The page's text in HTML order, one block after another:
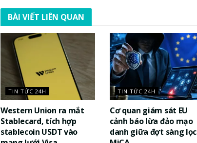
BÀI VIẾT LIÊN QUAN
TIN TỨC 24H
Western Union ra mắt
Stablecard, tích hợp
stablecoin USDT vào
TIN TỨC 24H
Cơ quan giám sát EU
cảnh báo lừa đảo mạo
danh giữa đợt sàng lọc